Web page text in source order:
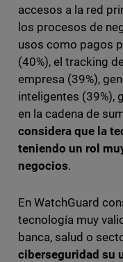
accesos a la red
los procesos de
usos como pagos
(40%), el tracking
empresa (39%),
inteligentes (39%),
en la cadena de
considera que la
teniendo un rol
negocios.
En WatchGuard
tecnología muy
banca, salud o
ciberseguridad su